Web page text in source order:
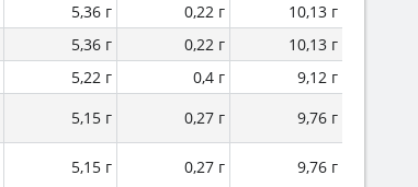
5,36 г 0,22 г
10,13 г
5,36 г 0,22 г
10,13 г
5,22 г 0,4 г
9,12 г
5,15 г 0,27 г
9,76 г
5,15 г 0,27 г
9,76 г